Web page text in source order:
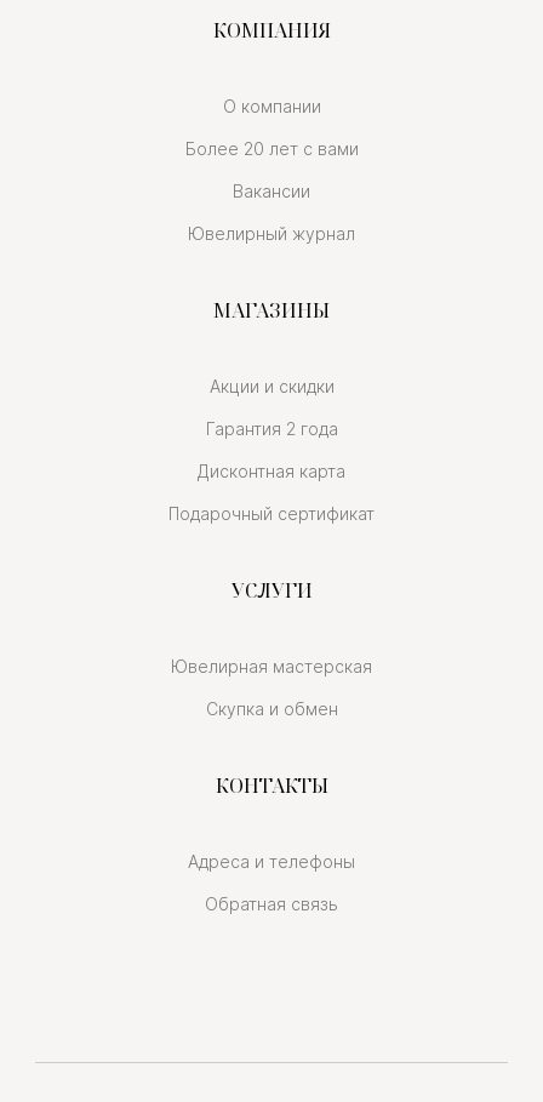
КОМПАНИЯ
О компании
Более 20 лет с вами
Вакансии
Ювелирный журнал
МАГАЗИНЫ
Акции и скидки
Гарантия 2 года
Дисконтная карта
Подарочный сертификат
УСЛУГИ
Ювелирная мастерская
Скупка и обмен
КОНТАКТЫ
Адреса и телефоны
Обратная связь